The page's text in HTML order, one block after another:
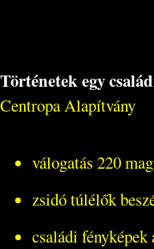
Történetek egy
Centropa Alapítvány
válogatás 220
zsidó túlélők
családi fényképek